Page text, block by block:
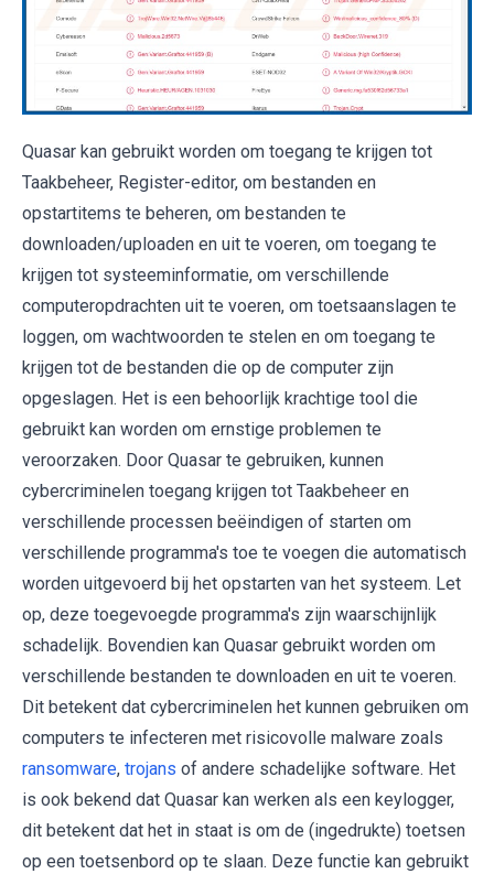
Quasar kan gebruikt worden om toegang te krijgen tot
Taakbeheer, Register-editor, om bestanden en
opstartitems te beheren, om bestanden te
downloaden/uploaden en uit te voeren, om toegang te
krijgen tot systeeminformatie, om verschillende
computeropdrachten uit te voeren, om toetsaanslagen te
loggen, om wachtwoorden te stelen en om toegang te
krijgen tot de bestanden die op de computer zijn
opgeslagen. Het is een behoorlijk krachtige tool die
gebruikt kan worden om ernstige problemen te
veroorzaken. Door Quasar te gebruiken, kunnen
cybercriminelen toegang krijgen tot Taakbeheer en
verschillende processen beëindigen of starten om
verschillende programma's toe te voegen die automatisch
worden uitgevoerd bij het opstarten van het systeem. Let
op, deze toegevoegde programma's zijn waarschijnlijk
schadelijk. Bovendien kan Quasar gebruikt worden om
verschillende bestanden te downloaden en uit te voeren.
Dit betekent dat cybercriminelen het kunnen gebruiken om
computers te infecteren met risicovolle malware zoals
ransomware, trojans of andere schadelijke software. Het
is ook bekend dat Quasar kan werken als een keylogger,
dit betekent dat het in staat is om de (ingedrukte) toetsen
op een toetsenbord op te slaan. Deze functie kan gebruikt